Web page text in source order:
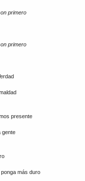
primero
primero
presente
gente
más duro